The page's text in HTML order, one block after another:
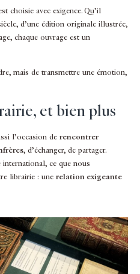
choisie avec exigence. Qu’il
d’une édition originale illustrée,
chaque ouvrage est un
mais de transmettre une émotion,
et bien plus
l’occasion de rencontrer
, d’échanger, de partager.
international, ce que nous
librairie : une relation exigeante